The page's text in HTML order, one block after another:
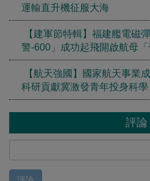
運輸直升機征服大海
【建軍節特輯】福建艦電磁
警-600」成功起飛開啟航母「
【航天強國】國家航天事業
科研貢獻冀激發青年投身科學
評論